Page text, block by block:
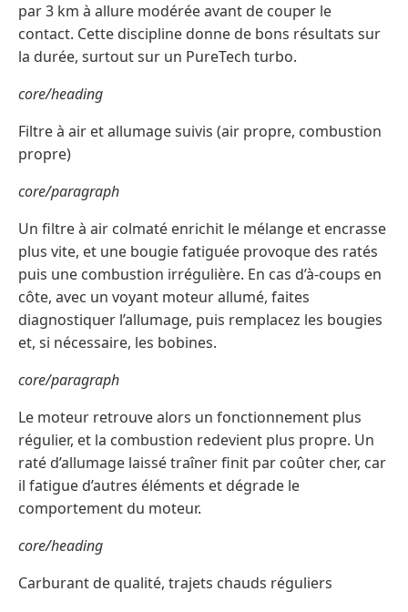
par 3 km à allure modérée avant de couper le
contact. Cette discipline donne de bons résultats sur
la durée, surtout sur un PureTech turbo.
core/heading
Filtre à air et allumage suivis (air propre, combustion
propre)
core/paragraph
Un filtre à air colmaté enrichit le mélange et encrasse
plus vite, et une bougie fatiguée provoque des ratés
puis une combustion irrégulière. En cas d’à-coups en
côte, avec un voyant moteur allumé, faites
diagnostiquer l’allumage, puis remplacez les bougies
et, si nécessaire, les bobines.
core/paragraph
Le moteur retrouve alors un fonctionnement plus
régulier, et la combustion redevient plus propre. Un
raté d’allumage laissé traîner finit par coûter cher, car
il fatigue d’autres éléments et dégrade le
comportement du moteur.
core/heading
Carburant de qualité, trajets chauds réguliers